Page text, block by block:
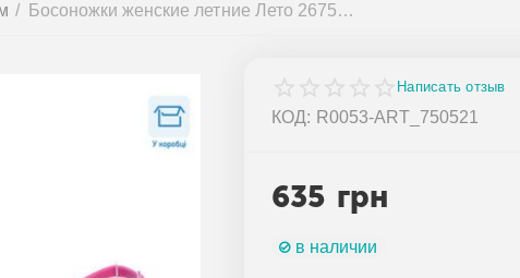
/ Босоножки женские летние Лето 26751-24868 (12 пар р.36-41) "Fabullok" недорого оптом от прямого поставщика
Написать отзыв
КОД: R0053-ART_750521
635 грн
в наличии